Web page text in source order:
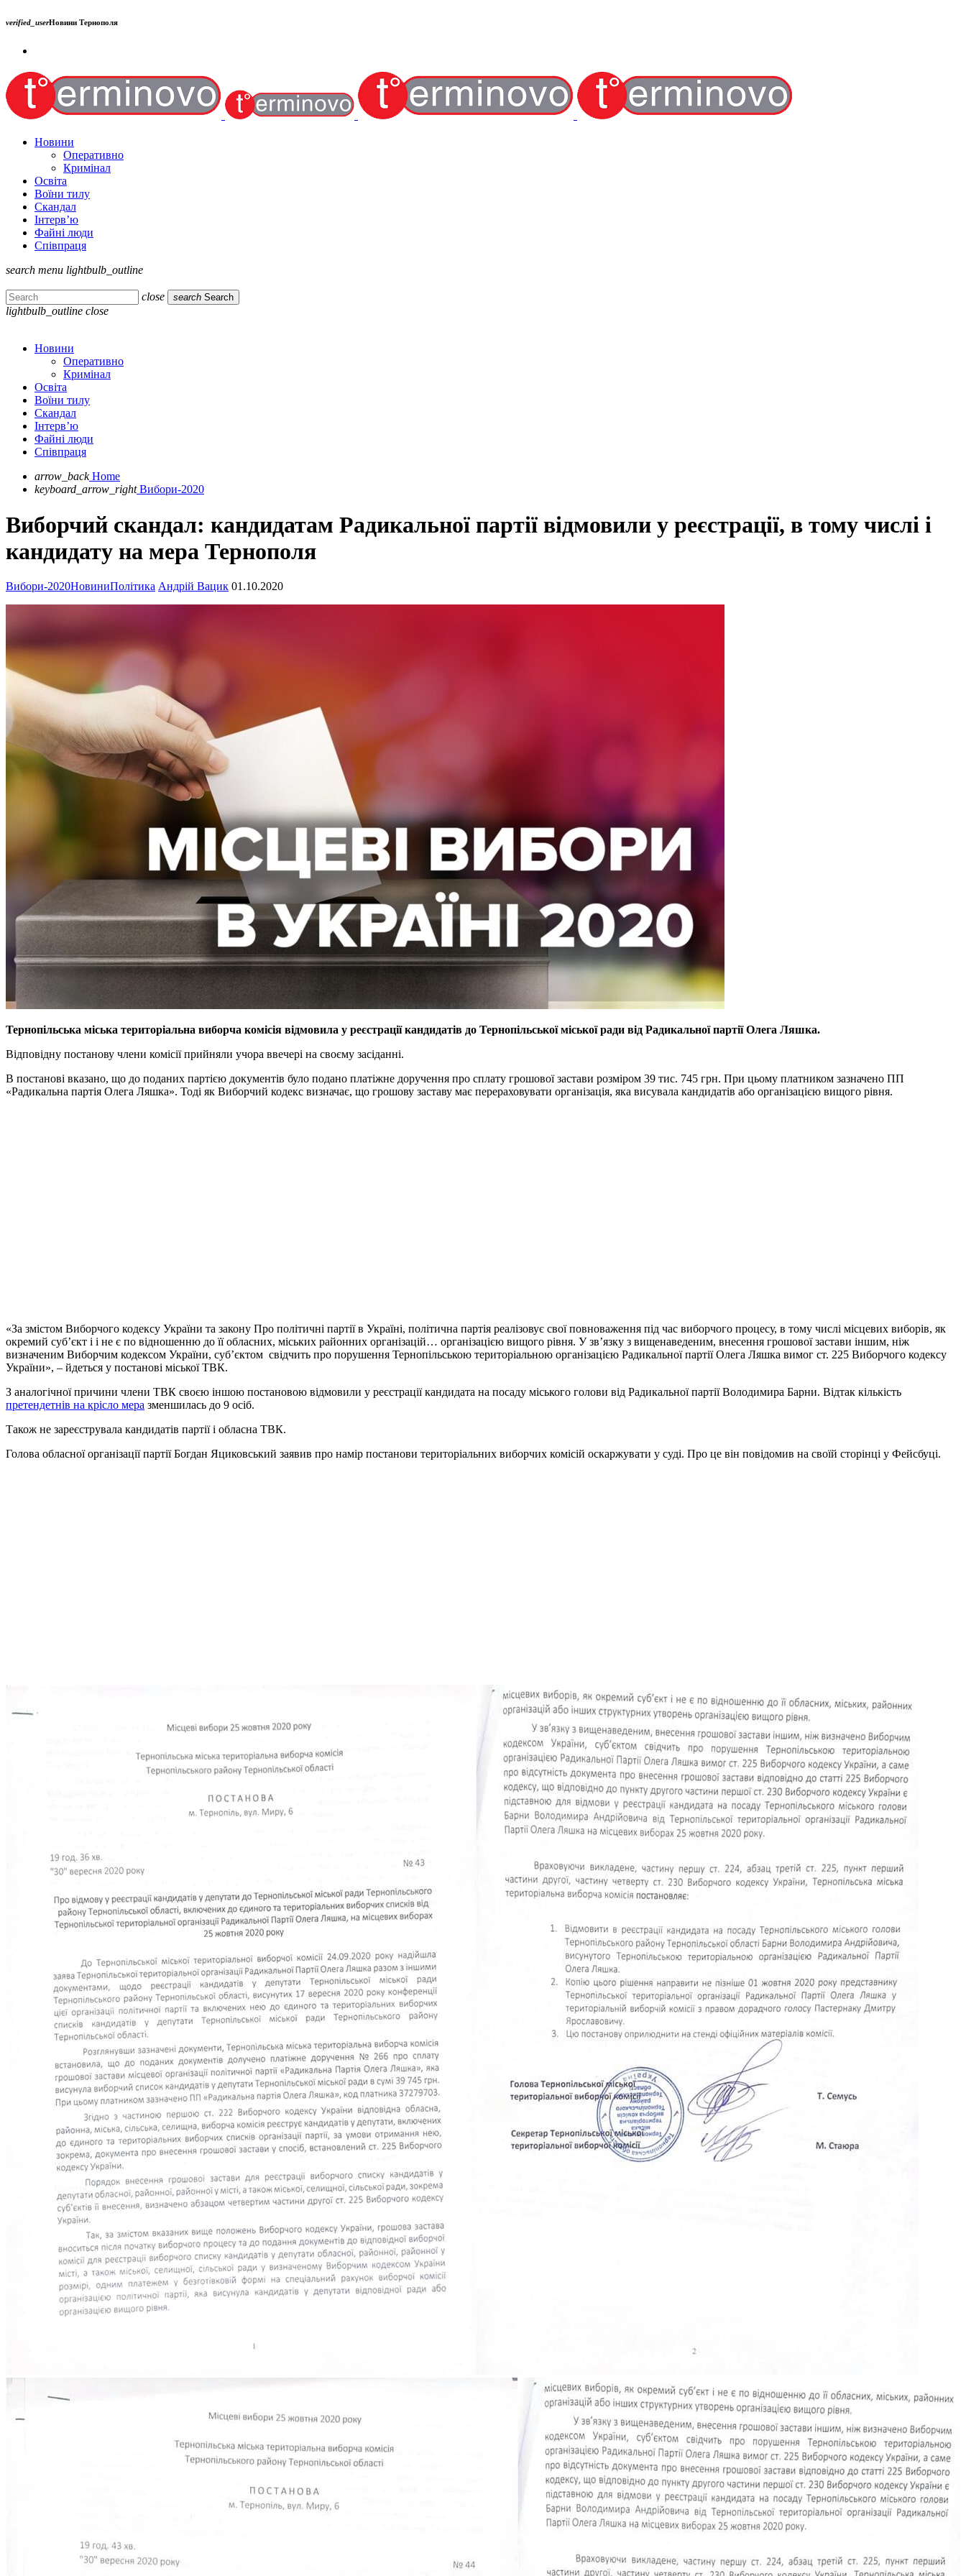
verified_userНовини Тернополя
Новини
Оперативно
Кримінал
Освіта
Воїни тилу
Скандал
Інтерв’ю
Файні люди
Співпраця
search menu lightbulb_outline
close search Search
lightbulb_outline close
Новини
Оперативно
Кримінал
Освіта
Воїни тилу
Скандал
Інтерв’ю
Файні люди
Співпраця
arrow_back Home
keyboard_arrow_right Вибори-2020
Виборчий скандал: кандидатам Радикальної партії відмовили у реєстрації, в тому числі і
кандидату на мера Тернополя
Вибори-2020НовиниПолітика Андрій Вацик 01.10.2020
Тернопільська міська територіальна виборча комісія відмовила у реєстрації кандидатів до Тернопільської міської ради від Радикальної партії Олега Ляшка.
Відповідну постанову члени комісії прийняли учора ввечері на своєму засіданні.
В постанові вказано, що до поданих партією документів було подано платіжне доручення про сплату грошової застави розміром 39 тис. 745 грн. При цьому платником зазначено ПП
«Радикальна партія Олега Ляшка». Тоді як Виборчий кодекс визначає, що грошову заставу має перераховувати організація, яка висувала кандидатів або організацією вищого рівня.
«За змістом Виборчого кодексу України та закону Про політичні партії в Україні, політична партія реалізовує свої повноваження під час виборчого процесу, в тому числі місцевих виборів, як
окремий суб’єкт і і не є по відношенню до її обласних, міських районних організацій… організацією вищого рівня. У зв’язку з вищенаведеним, внесення грошової застави іншим, ніж
визначеним Виборчим кодексом України, суб’єктом свідчить про порушення Тернопільською територіальною організацією Радикальної партії Олега Ляшка вимог ст. 225 Виборчого кодексу
України», – йдеться у постанові міської ТВК.
З аналогічної причини члени ТВК своєю іншою постановою відмовили у реєстрації кандидата на посаду міського голови від Радикальної партії Володимира Барни. Відтак кількість
претендетнів на крісло мера зменшилась до 9 осіб.
Також не зареєструвала кандидатів партії і обласна ТВК.
Голова обласної організації партії Богдан Яциковський заявив про намір постанови територіальних виборчих комісій оскаржувати у суді. Про це він повідомив на своїй сторінці у Фейсбуці.